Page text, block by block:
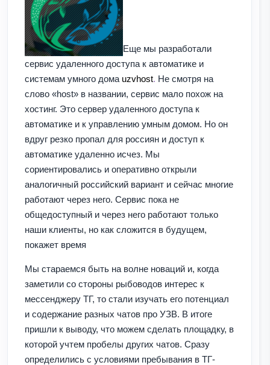
Еще мы разработали
сервис удаленного доступа к автоматике и
системам умного дома uzvhost. Не смотря на
слово «host» в названии, сервис мало похож на
хостинг. Это сервер удаленного доступа к
автоматике и к управлению умным домом. Но он
вдруг резко пропал для россиян и доступ к
автоматике удаленно исчез. Мы
сориентировались и оперативно открыли
аналогичный российский вариант и сейчас многие
работают через него. Сервис пока не
общедоступный и через него работают только
наши клиенты, но как сложится в будущем,
покажет время
Мы стараемся быть на волне новаций и, когда
заметили со стороны рыбоводов интерес к
мессенджеру ТГ, то стали изучать его потенциал
и содержание разных чатов про УЗВ. В итоге
пришли к выводу, что можем сделать площадку, в
которой учтем пробелы других чатов. Сразу
определились с условиями пребывания в ТГ-